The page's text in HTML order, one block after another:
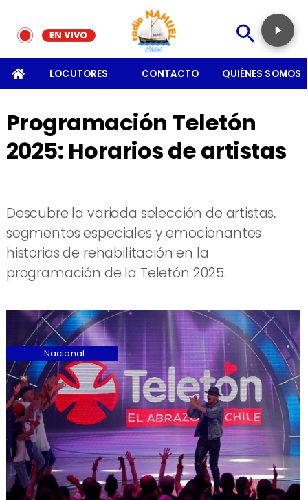
LOCUTORES CONTACTO QUIÉNES SOMOS
Programación Teletón
2025: Horarios de artistas
Descubre la variada selección de artistas,
segmentos especiales y emocionantes
historias de rehabilitación en la
programación de la Teletón 2025.
Nacional